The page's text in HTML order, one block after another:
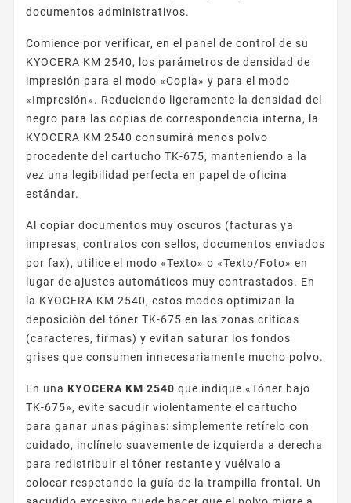
documentos administrativos.
Comience por verificar, en el panel de control de su
KYOCERA KM 2540, los parámetros de densidad de
impresión para el modo «Copia» y para el modo
«Impresión». Reduciendo ligeramente la densidad del
negro para las copias de correspondencia interna, la
KYOCERA KM 2540 consumirá menos polvo
procedente del cartucho TK-675, manteniendo a la
vez una legibilidad perfecta en papel de oficina
estándar.
Al copiar documentos muy oscuros (facturas ya
impresas, contratos con sellos, documentos enviados
por fax), utilice el modo «Texto» o «Texto/Foto» en
lugar de ajustes automáticos muy contrastados. En
la KYOCERA KM 2540, estos modos optimizan la
deposición del tóner TK-675 en las zonas críticas
(caracteres, firmas) y evitan saturar los fondos
grises que consumen innecesariamente mucho polvo.
En una KYOCERA KM 2540 que indique «Tóner bajo
TK-675», evite sacudir violentamente el cartucho
para ganar unas páginas: simplemente retírelo con
cuidado, inclínelo suavemente de izquierda a derecha
para redistribuir el tóner restante y vuélvalo a
colocar respetando la guía de la trampilla frontal. Un